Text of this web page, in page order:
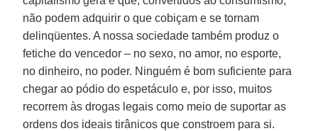
não podem adquirir o que cobiçam e se tornam
delinqüentes. A nossa sociedade também produz o
fetiche do vencedor – no sexo, no amor, no esporte,
no dinheiro, no poder. Ninguém é bom suficiente para
chegar ao pódio do espetáculo e, por isso, muitos
recorrem às drogas legais como meio de suportar as
ordens dos ideais tirânicos que constroem para si.